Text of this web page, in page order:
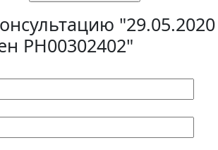
"29.05.2020
РН00302402"